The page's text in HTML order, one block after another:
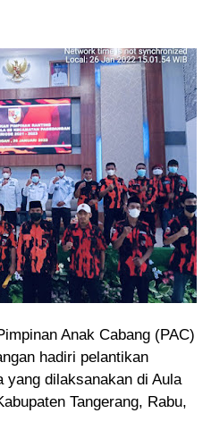
Anak Cabang (PAC)
hadiri pelantikan
yang dilaksanakan di Aula
Tangerang, Rabu,